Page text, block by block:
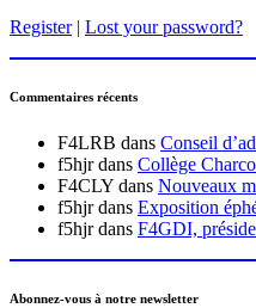
Register| Lost your password?
Commentaires récents
F4LRB dans Conseil
f5hjrdans Collège
F4CLY dans Nouveaux
f5hjrdans Exposition
f5hjrdans F4GDI,
Abonnez-vous à notre newsletter